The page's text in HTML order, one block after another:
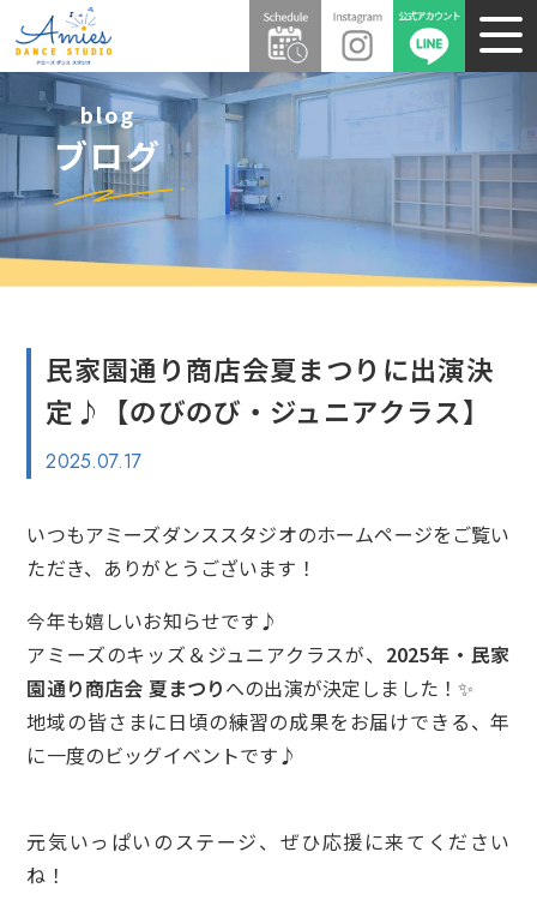
blog
ブログ
民家園通り商店会夏まつりに出演決
定♪【のびのび・ジュニアクラス】
2025.07.17
いつもアミーズダンススタジオのホームページをご覧い
ただき、ありがとうございます！
今年も嬉しいお知らせです♪
アミーズのキッズ＆ジュニアクラスが、 2025年・民家
園通り商店会 夏まつりへの出演が決定しました！✨
地域の皆さまに日頃の練習の成果をお届けできる、年
に一度のビッグイベントです♪
元気いっぱいのステージ、ぜひ応援に来てください
ね！